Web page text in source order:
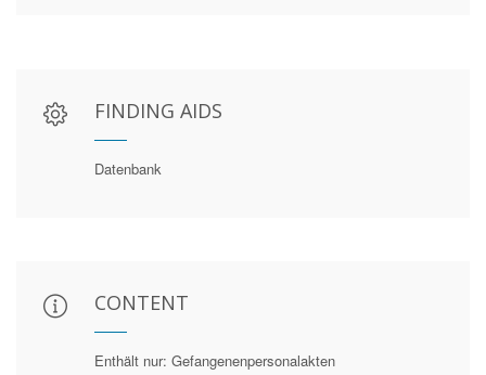
FINDING AIDS
Datenbank
CONTENT
Enthält nur: Gefangenenpersonalakten